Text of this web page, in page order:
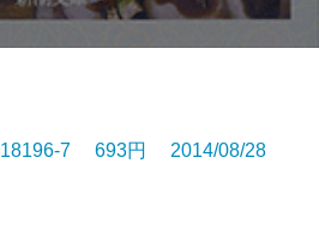
7 693円 2014/08/28